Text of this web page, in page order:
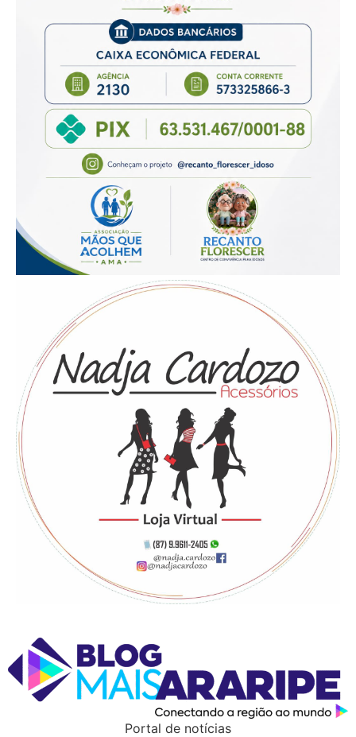
Portal de notícias